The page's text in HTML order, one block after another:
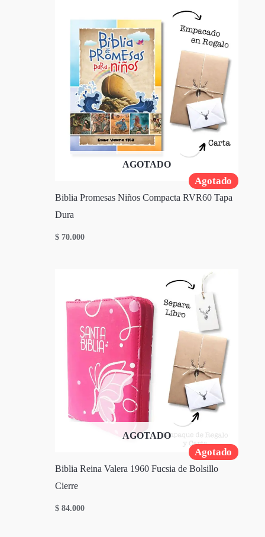
Agotado
AGOTADO
Biblia Promesas Niños Compacta RVR60 Tapa
Dura
$ 70.000
Agotado
AGOTADO
Biblia Reina Valera 1960 Fucsia de Bolsillo
Cierre
$ 84.000